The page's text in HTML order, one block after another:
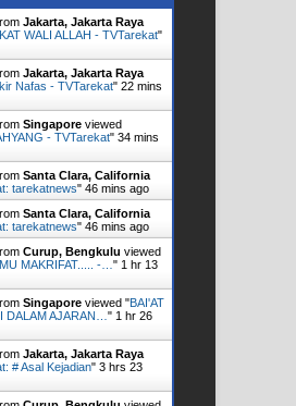
Jakarta, Jakarta Raya
WALI ALLAH - TVTarekat"
Jakarta, Jakarta Raya
Nafas - TVTarekat" 22 mins
Singapore viewed
- TVTarekat" 34 mins
Santa Clara, California
tarekatnews" 46 mins ago
Santa Clara, California
tarekatnews" 46 mins ago
Curup, Bengkulu viewed
MAKRIFAT..... -… " 1 hr 13
Singapore viewed "BAI'AT
DALAM AJARAN… " 1 hr 26
Jakarta, Jakarta Raya
# Asal Kejadian" 3 hrs 23